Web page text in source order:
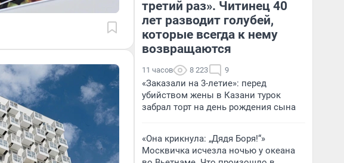
третий раз». Читинец 40
лет разводит голубей,
которые всегда к нему
возвращаются
11 часов 8 223 9
«Заказали на 3-летие»: перед
убийством жены в Казани турок
забрал торт на день рождения сына
«Она крикнула: „Дядя Боря!“»
Москвичка исчезла ночью у океана